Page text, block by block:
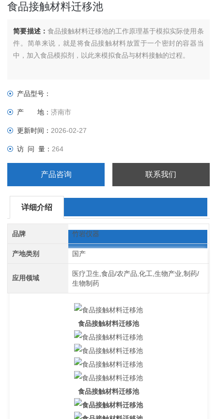
食品接触材料迁移池
简要描述： 食品接触材料迁移池的工作原理基于模拟实际使用条
件。简单来说，就是将食品接触材料放置于一个密封的容器当
中，加入食品模拟剂，以此来模拟食品与材料接触的过程。
产品型号：
产 地：济南市
更新时间：2026-02-27
访 问 量：264
产品咨询 联系我们
详细介绍
品牌 竹岩仪器
产地类别 国产
应用领域
医疗卫生,食品/农产品,化工,生物产业,制药/
生物制药
食品接触材料迁移池
食品接触材料迁移池